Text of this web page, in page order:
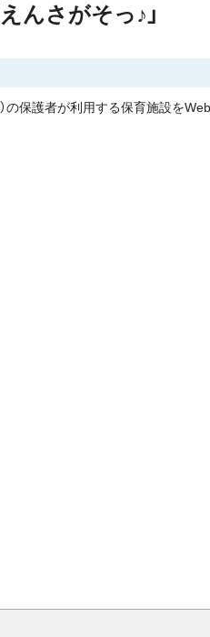
んさがそっ♪」
）の保護者が利用する保育施設を